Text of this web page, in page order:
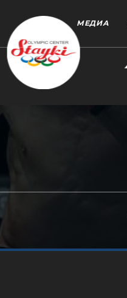
МЕДИА